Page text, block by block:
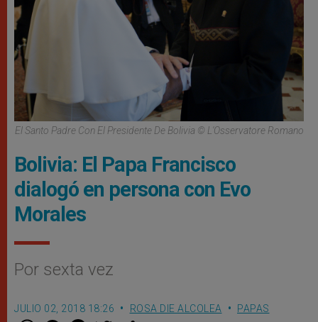
El Santo Padre Con El Presidente De Bolivia © L'Osservatore Romano
Bolivia: El Papa Francisco
dialogó en persona con Evo
Morales
Por sexta vez
JULIO 02, 2018 18:26 ROSA DIE ALCOLEA PAPAS